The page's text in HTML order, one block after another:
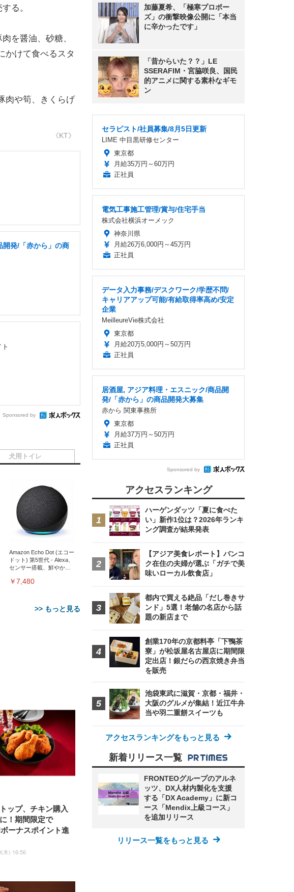
る。
を醤油、砂糖、
かけて食べるスタ
肉や筍、きくらげ
《KT》
開発/「赤から」の商
Sponsored by
Amazon Echo Dot (エコー
ドット) 第5世代 - Alexa、
センサー搭載、鮮やかな
￥7,480
>> もっと見る
ア デスクチェア 肘なし メ
ッシュ 通気性 ランバーサ
ポート付き 腰サポート ガ
ス圧無段階昇降 360度回
転 キャスター付き コンパ
クト 幅52×奥行58.5×高さ
84～96cm テレワーク 在
宅勤務 ブラック
￥4,139
THE SHOOTER
Monitor 24” Essential ゲ
ングモニター QD 24.5インチ
FHD 量子ドット 残像低減 (3
証 | 輝点保証 | 日本メーカー)
犬用トイレ
シーツ 超厚型 お徳用 レギ
ュラー 200枚入
【Amazon.co.jp限定】
￥3,731
ップ、チキン購入
！期間限定で
ーナスポイント進
木) 16:56
加藤夏希、「極寒プロポー
ズ」の衝撃映像公開に「本当
に辛かったです」
「昔からいた？？」LE
SSERAFIM・宮脇咲良、国民
的アニメに関する素朴なギモ
ン
セラピスト/社員募集/8月5日更新
LIME 中目黒研修センター
東京都
月給35万円～60万円
正社員
電気工事施工管理/賞与/住宅手当
株式会社横浜オーメック
神奈川県
月給26万6,000円～45万円
正社員
データ入力事務/デスクワーク/学歴不問/
キャリアアップ可能/有給取得率高め/安定
企業
MeilleureVie株式会社
東京都
月給20万5,000円～50万円
正社員
居酒屋, アジア料理・エスニック/商品開
発/「赤から」の商品開発大募集
赤から 関東事務所
東京都
月給37万円～50万円
正社員
Sponsored by
アクセスランキング
ハーゲンダッツ「夏に食べた
い」新作1位は？2026年ランキ
ング調査が結果発表
【アジア美食レポート】バンコ
ク在住の夫婦が選ぶ「ガチで美
味いローカル飲食店」
都内で買える絶品「だし巻きサ
ンド」5選！老舗の名店から話
題の新店まで
創業170年の京都料亭「下鴨茶
寮」が松坂屋名古屋店に期間限
定出店！銀だらの西京焼き弁当
を販売
池袋東武に滋賀・京都・福井・
大阪のグルメが集結！近江牛弁
当や羽二重餅スイーツも
アクセスランキングをもっと見る
新着リリース一覧
FRONTEOグループのアルネ
ッツ、DX人材内製化を支援
する「DX Academy」に新コ
ース「Mendix上級コース」
を追加リリース
リリース一覧をもっと見る